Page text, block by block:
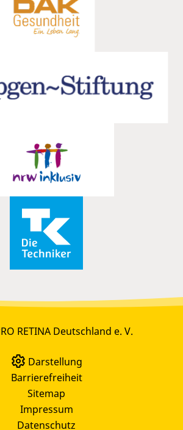
RETINA Deutschland e. V.
Darstellung
Barrierefreiheit
Sitemap
Impressum
Datenschutz